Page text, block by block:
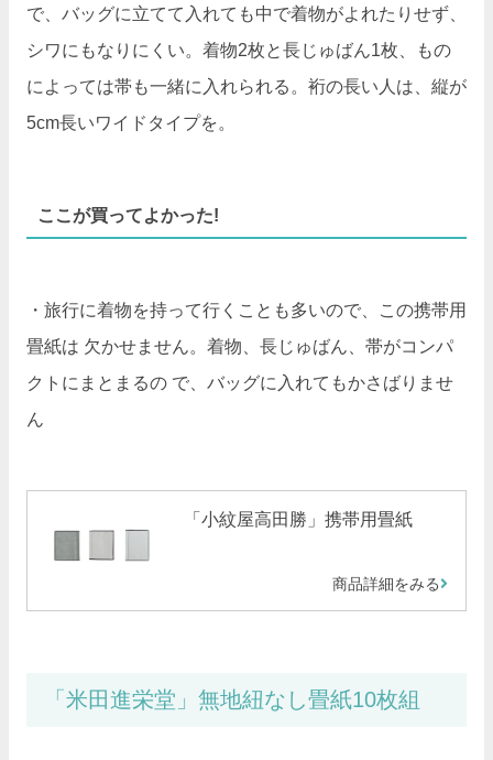
で、バッグに立てて入れても中で着物がよれたりせず、
シワにもなりにくい。着物2枚と長じゅばん1枚、もの
によっては帯も一緒に入れられる。裄の長い人は、縦が
5cm長いワイドタイプを。
ここが買ってよかった!
・旅行に着物を持って行くことも多いので、この携帯用
畳紙は 欠かせません。着物、長じゅばん、帯がコンパ
クトにまとまるの で、バッグに入れてもかさばりませ
ん
「小紋屋高田勝」携帯用畳紙
商品詳細をみる
「米田進栄堂」無地紐なし畳紙10枚組